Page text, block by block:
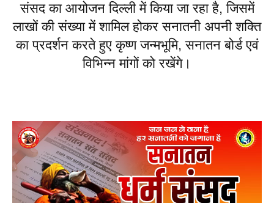
संसद का आयोजन दिल्ली में किया जा रहा है, जिसमें
लाखों की संख्या में शामिल होकर सनातनी अपनी शक्ति
का प्रदर्शन करते हुए कृष्ण जन्मभूमि, सनातन बोर्ड एवं
विभिन्न मांगों को रखेंगे।